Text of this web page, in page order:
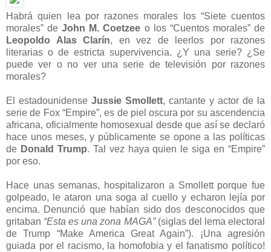
Habrá quien lea por razones morales los “Siete cuentos
morales” deJohn M. Coetzee o los “Cuentos morales” de
Leopoldo Alas Clarín, en vez de leerlos por razones
literarias o de estricta supervivencia. ¿Y una serie? ¿Se
puede ver o no ver una serie de televisión por razones
morales?
El estadounidense Jussie Smollett, cantante y actor de la
serie de Fox “Empire”, es de piel oscura por su ascendencia
africana, oficialmente homosexual desde que así se declaró
hace unos meses, y públicamente se opone a las políticas
de Donald Trump. Tal vez haya quien le siga en “Empire”
por eso.
Hace unas semanas, hospitalizaron a Smollett porque fue
golpeado, le ataron una soga al cuello y echaron lejía por
encima. Denunció que habían sido dos desconocidos que
gritaban “Esta es una zona MAGA”(siglas del lema electoral
de Trump “Make America Great Again”). ¡Una agresión
guiada por el racismo, la homofobia y el fanatismo político!